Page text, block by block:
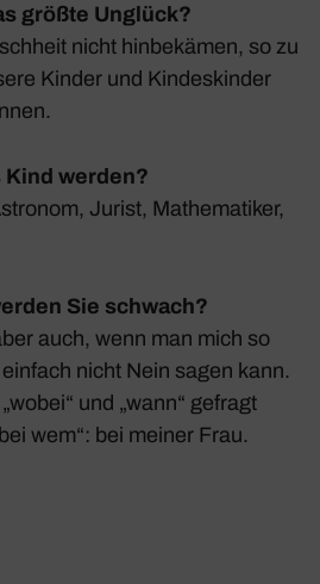
größte Unglück?
nicht hinbe­kämen, so zu
Kinder und Kindes­kinder
Kind werden?
Jurist, Mathe­ma­tiker,
Sie schwach?
auch, wenn man mich so
nicht Nein sagen kann.
und „wann“ gefragt
wem“: bei meiner Frau.